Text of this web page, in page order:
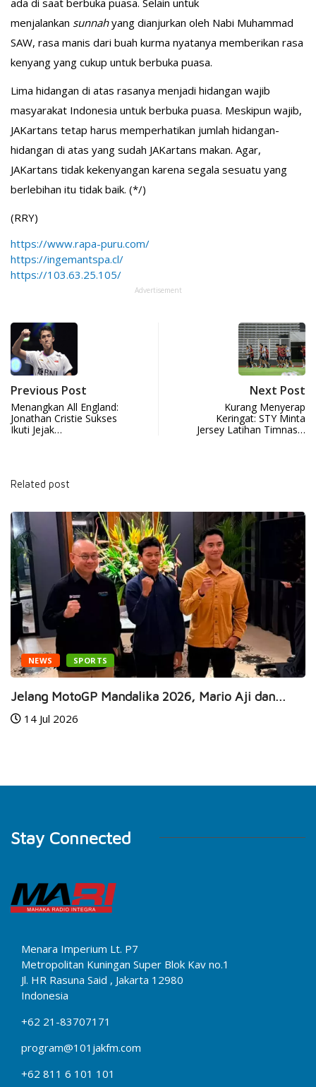
ada di saat berbuka puasa. Selain untuk
menjalankan sunnahyang dianjurkan oleh Nabi Muhammad
SAW, rasa manis dari buah kurma nyatanya memberikan rasa
kenyang yang cukup untuk berbuka puasa.
Lima hidangan di atas rasanya menjadi hidangan wajib
masyarakat Indonesia untuk berbuka puasa. Meskipun wajib,
JAKartans tetap harus memperhatikan jumlah hidangan-
hidangan di atas yang sudah JAKartans makan. Agar,
JAKartans tidak kekenyangan karena segala sesuatu yang
berlebihan itu tidak baik. (*/)
(RRY)
https://www.rapa-puru.com/
https://ingemantspa.cl/
https://103.63.25.105/
Advertisement
Previous Post
Menangkan All England:
Jonathan Cristie Sukses
Ikuti Jejak…
Next Post
Kurang Menyerap
Keringat: STY Minta
Jersey Latihan Timnas…
Related post
SPORTS
MotoGP Mandalika 2026, Mario Aji dan...
2026
Gaia
Stay Connected
Menara Imperium Lt. P7
Metropolitan Kuningan Super Blok Kav no.1
Jl. HR Rasuna Said , Jakarta 12980
Indonesia
+62 21-83707171
program@101jakfm.com
+62 811 6 101 101